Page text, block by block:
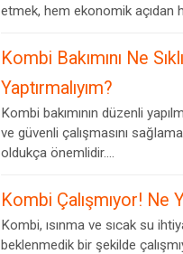
etmek, hem ekonomik açıdan
Kombi Bakımını Ne
Yaptırmalıyım?
Kombi bakımının düzenli
ve güvenli çalışmasını
oldukça önemlidir....
Kombi Çalışmıyor! Ne
Kombi, ısınma ve sıcak su
beklenmedik bir şekilde